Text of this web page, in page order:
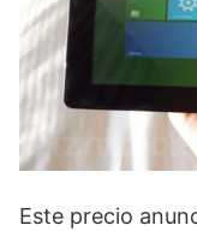
Este precio